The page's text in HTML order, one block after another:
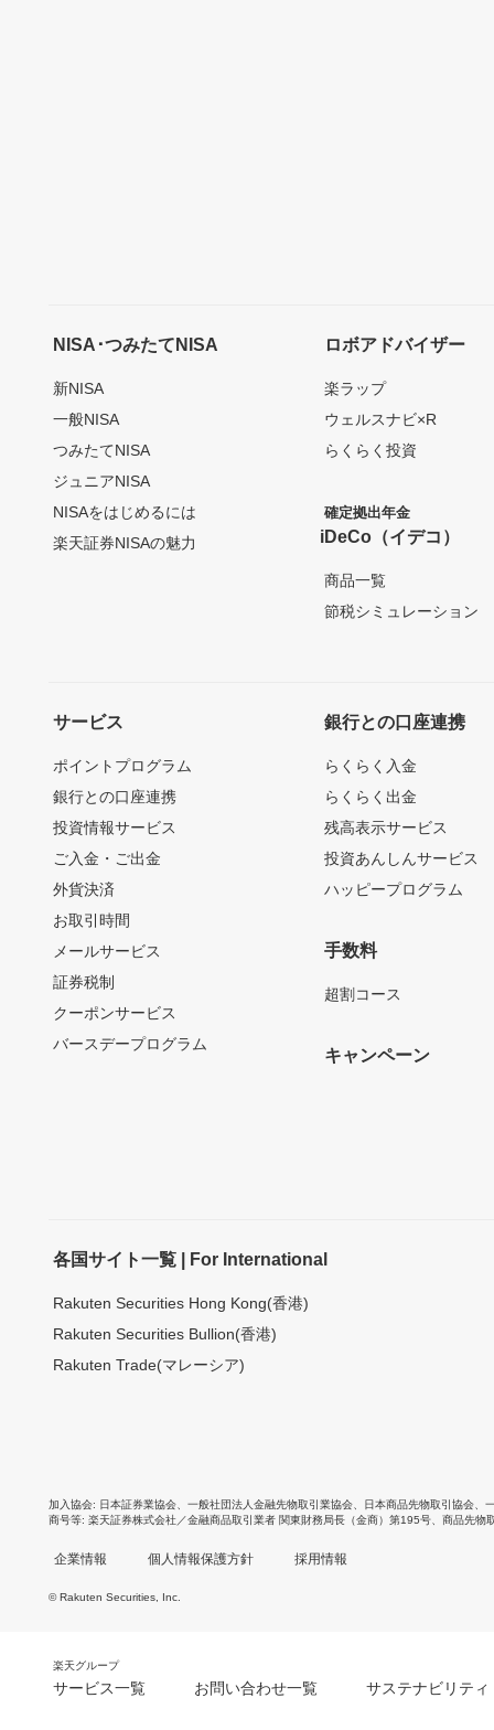
NISA･つみたてNISA
新NISA
一般NISA
つみたてNISA
ジュニアNISA
NISAをはじめるには
楽天証券NISAの魅力
ロボアドバイザー
楽ラップ
ウェルスナビ×R
らくらく投資
確定拠出年金
iDeCo（イデコ）
商品一覧
節税シミュレーション
サービス
ポイントプログラム
銀行との口座連携
投資情報サービス
ご入金・ご出金
外貨決済
お取引時間
メールサービス
証券税制
クーポンサービス
バースデープログラム
銀行との口座連携
らくらく入金
らくらく出金
残高表示サービス
投資あんしんサービス
ハッピープログラム
手数料
超割コース
キャンペーン
各国サイト一覧 | For International
Rakuten Securities Hong Kong(香港)
Rakuten Securities Bullion(香港)
Rakuten Trade(マレーシア)
加入協会 日本証券業協会 一般社団法人金融先物取引業協会 日本商品先物取引協会
商号等 楽天証券株式会社／金融商品取引業者 関東財務局長（金商）第195号、商品先物
企業情報 個人情報保護方針 採用情報
© Rakuten Securities, Inc.
楽天グループ
サービス一覧 お問い合わせ一覧 サステナビリティ